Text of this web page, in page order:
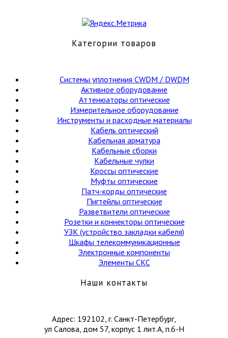
Категории товаров
Cистемы уплотнения CWDM / DWDM
Активное оборудование
Аттенюаторы оптические
Измерительное оборудование
Инструменты и расходные материалы
Кабель оптический
Кабельная арматура
Кабельные сборки
Кабельные чулки
Кроссы оптические
Муфты оптические
Патч-корды оптические
Пигтейлы оптические
Разветвители оптические
Розетки и коннекторы оптические
УЗК (устройство закладки кабеля)
Шкафы телекоммуникационные
Электронные компоненты
Элементы СКС
Наши контакты
Адрес: 192102, г. Санкт-Петербург,
ул Салова, дом 57, корпус 1 лит.А, п.6-Н